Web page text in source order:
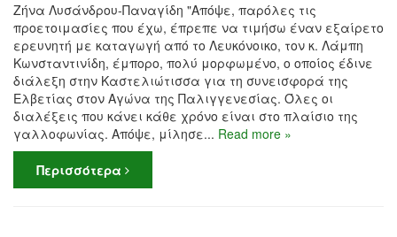
Ζήνα Λυσάνδρου-Παναγίδη "Απόψε, παρόλες τις
προετοιμασίες που έχω, έπρεπε να τιμήσω έναν εξαίρετο
ερευνητή με καταγωγή από το Λευκόνοικο, τον κ. Λάμπη
Κωνσταντινίδη, έμπορο, πολύ μορφωμένο, ο οποίος έδινε
διάλεξη στην Καστελιώτισσα για τη συνεισφορά της
Ελβετίας στον Αγώνα της Παλιγγενεσίας. Όλες οι
διαλέξεις που κάνει κάθε χρόνο είναι στο πλαίσιο της
γαλλοφωνίας. Απόψε, μίλησε... Read more »
Περισσότερα